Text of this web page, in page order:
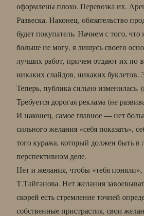
оформлены плохо. Перевозка их.
Развеска. Наконец, обязательство
будет покупатель. Начнем с того, что
больше не могу, я лишусь своего
лучших работ, причем отдают их по-
никаких слайдов, никаких буклетов.
Теперь, публика сильно изменилась.
Требуется дорогая реклама (не
И наконец, самое главное — нет
сильного желания «себя показать»,
того куража, который должен быть в
перспективном деле.
Нет и желания, чтобы «тебя
Т.Тайганова. Нет желания
скорей есть стремление точней
собственные пристрастия, свои